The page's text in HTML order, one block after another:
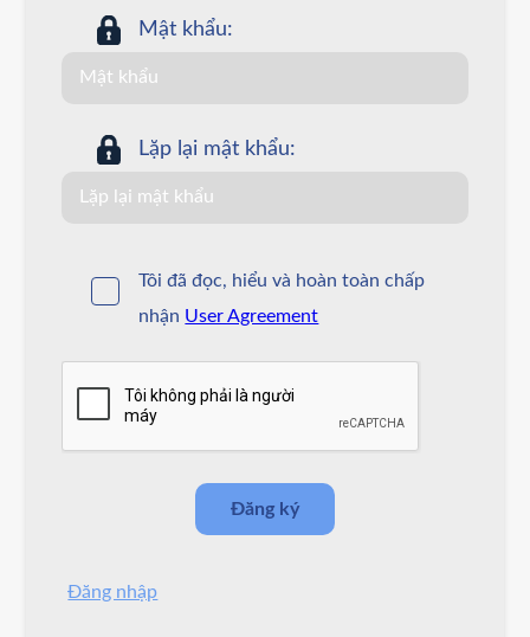
Mật khẩu:
Lặp lại mật khẩu:
Tôi đã đọc, hiểu và hoàn toàn chấp
nhận User Agreement
Đăng nhập